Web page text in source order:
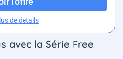
de détails
avec la Série Free